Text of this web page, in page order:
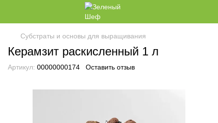
Субстраты и основы для выращивания
Керамзит раскисленный 1 л
Артикул: 00000000174 Оставить отзыв